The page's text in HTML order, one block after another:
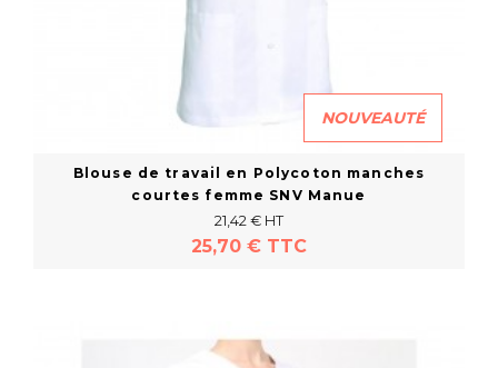
En savoir plus
NOUVEAUTÉ
Blouse de travail en Polycoton manches
courtes femme SNV Manue
21,42 € HT
25,70 € TTC